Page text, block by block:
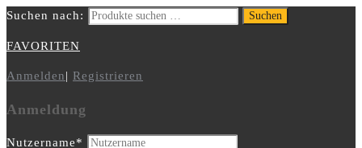
Suchen nach: Suchen
FAVORITEN
Anmelden| Registrieren
Anmeldung
Nutzername*